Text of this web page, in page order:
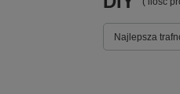
Najlepsza